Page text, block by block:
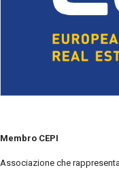
Membro CEPI
Associazione che